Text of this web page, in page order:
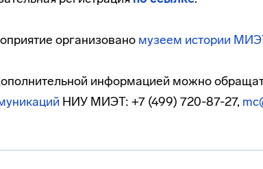
организовано музеем истории
информацией можно
НИУ МИЭТ: +7 (499) 720-87-27,